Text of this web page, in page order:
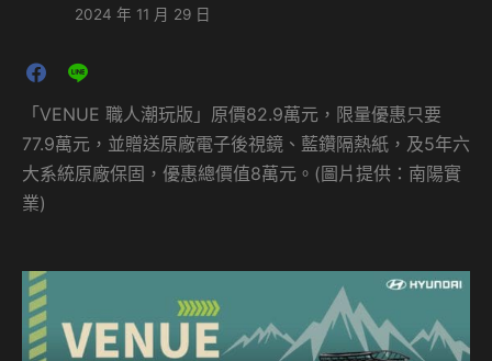
2024 年 11 月 29 日
「VENUE 職人潮玩版」原價82.9萬元，限量優惠只要
77.9萬元，並贈送原廠電子後視鏡、藍鑽隔熱紙，及5年六
大系統原廠保固，優惠總價值8萬元。(圖片提供：南陽實
業)